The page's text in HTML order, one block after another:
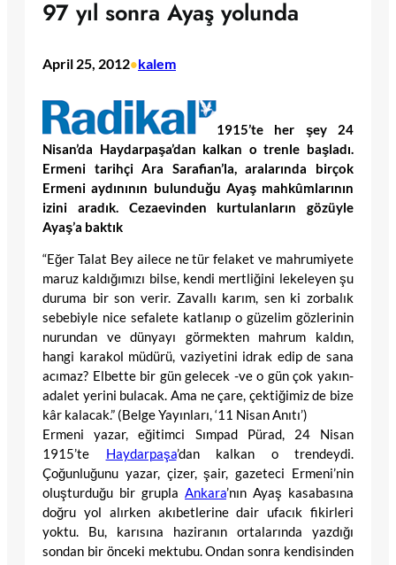
97 yıl sonra Ayaş yolunda
April 25, 2012•kalem
1915’te her şey 24
Nisan’da Haydarpaşa’dan kalkan o trenle başladı.
Ermeni tarihçi Ara Sarafian’la, aralarında birçok
Ermeni aydınının bulunduğu Ayaş mahkûmlarının
izini aradık. Cezaevinden kurtulanların gözüyle
Ayaş’a baktık
“Eğer Talat Bey ailece ne tür felaket ve mahrumiyete
maruz kaldığımızı bilse, kendi mertliğini lekeleyen şu
duruma bir son verir. Zavallı karım, sen ki zorbalık
sebebiyle nice sefalete katlanıp o güzelim gözlerinin
nurundan ve dünyayı görmekten mahrum kaldın,
hangi karakol müdürü, vaziyetini idrak edip de sana
acımaz? Elbette bir gün gelecek -ve o gün çok yakın-
adalet yerini bulacak. Ama ne çare, çektiğimiz de bize
kâr kalacak.” (Belge Yayınları, ‘11 Nisan Anıtı’)
Ermeni yazar, eğitimci Sımpad Pürad, 24 Nisan
1915’te Haydarpaşa’dan kalkan o trendeydi.
Çoğunluğunu yazar, çizer, şair, gazeteci Ermeni’nin
oluşturduğu bir grupla Ankara’nın Ayaş kasabasına
doğru yol alırken akıbetlerine dair ufacık fikirleri
yoktu. Bu, karısına haziranın ortalarında yazdığı
sondan bir önceki mektubu. Ondan sonra kendisinden